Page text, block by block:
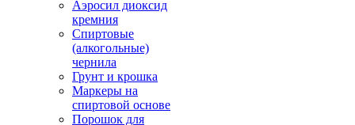
Аэросил диоксид
кремния
Спиртовые
(алкогольные)
чернила
Грунт и крошка
Маркеры на
спиртовой основе
Порошок для